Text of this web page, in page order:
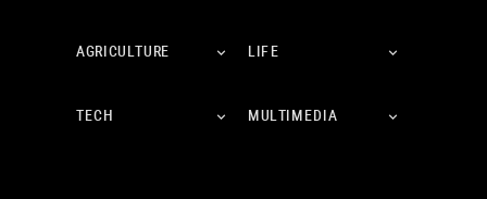
AGRICULTURE LIFE
TECH MULTIMEDIA